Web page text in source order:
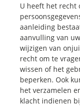
U heeft het recht
aanleiding
aanvulling van
wijzigen van
recht om te
wissen of het
beperken. Ook
het verzamelen
klacht indienen